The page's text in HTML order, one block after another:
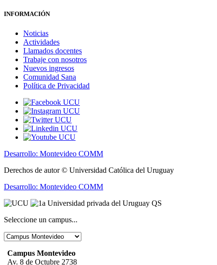
INFORMACIÓN
Noticias
Actividades
Llamados docentes
Trabaje con nosotros
Nuevos ingresos
Comunidad Sana
Política de Privacidad
Desarrollo: Montevideo COMM
Derechos de autor © Universidad Católica del Uruguay
Desarrollo: Montevideo COMM
Seleccione un campus...
Campus Montevideo
Av. 8 de Octubre 2738